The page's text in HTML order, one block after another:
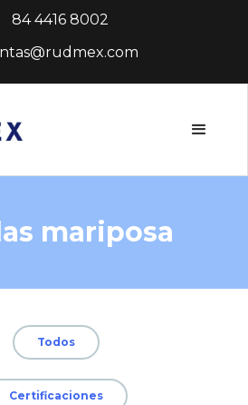
84 4416 8002
mariposa
Todos
Certificaciones